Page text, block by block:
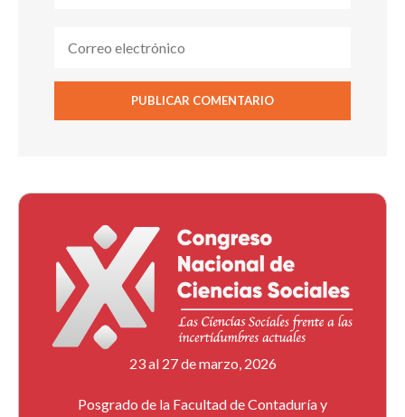
23 al 27 de marzo, 2026
Posgrado de la Facultad de Contaduría y